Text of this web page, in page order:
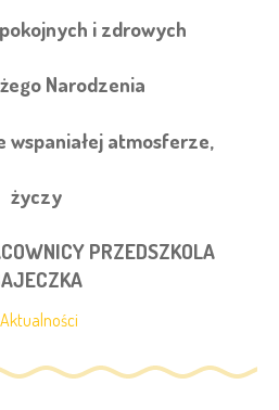
i zdrowych
Narodzenia
wspaniałej atmosferze,
życzy
PRZEDSZKOLA
Aktualności